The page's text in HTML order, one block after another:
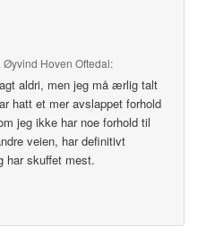
Øyvind Hoven Oftedal:
aldri, men jeg må ærlig talt
hatt et mer avslappet forhold
jeg ikke har noe forhold til
veien, har definitivt
har skuffet mest.